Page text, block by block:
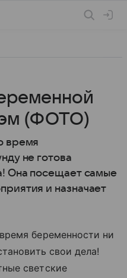
(ФОТО)
время
не готова
Она посещает самые
и назначает
беременности ни
свои дела!
светские